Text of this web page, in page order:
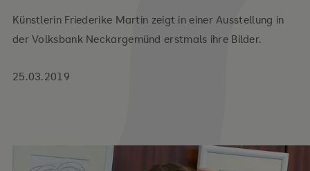
25.03.2019
Künstlerin Friederike Martin zeigt in einer Ausstellung in
der Volksbank Neckargemünd erstmals ihre Bilder.